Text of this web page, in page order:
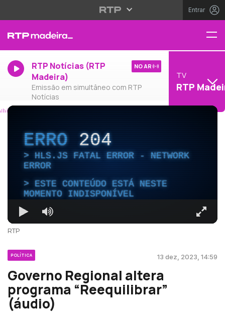
Entrar
RTP Notícias (RTP
Madeira)
Emissão em simultâneo com RTP
Notícias
NO AR
TV
RTP
ERRO204
HLS.JS FATAL ERROR - NETWORK
ERROR
ESTE CONTEÚDO ESTÁ NESTE
MOMENTO INDISPONÍVEL
RTP
POLÍTICA 13 dez, 2023, 14:59
Governo Regional altera
programa “Reequilibrar”
(áudio)